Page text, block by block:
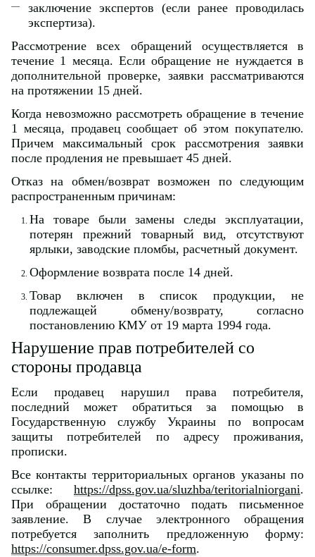
заключение экспертов (если ранее проводилась
экспертиза).
Рассмотрение всех обращений осуществляется в
течение 1 месяца. Если обращение не нуждается в
дополнительной проверке, заявки рассматриваются
на протяжении 15 дней.
Когда невозможно рассмотреть обращение в течение
1 месяца, продавец сообщает об этом покупателю.
Причем максимальный срок рассмотрения заявки
после продления не превышает 45 дней.
Отказ на обмен/возврат возможен по следующим
распространенным причинам:
На товаре были замены следы эксплуатации,
потерян прежний товарный вид, отсутствуют
ярлыки, заводские пломбы, расчетный документ.
Оформление возврата после 14 дней.
Товар включен в список продукции, не
подлежащей обмену/возврату, согласно
постановлению КМУ от 19 марта 1994 года.
Нарушение прав потребителей со
стороны продавца
Если продавец нарушил права потребителя,
последний может обратиться за помощью в
Государственную службу Украины по вопросам
защиты потребителей по адресу проживания,
прописки.
Все контакты территориальных органов указаны по
ссылке: https://dpss.gov.ua/sluzhba/teritorialniorgani.
При обращении достаточно подать письменное
заявление. В случае электронного обращения
потребуется заполнить предложенную форму:
https://consumer.dpss.gov.ua/e-form.